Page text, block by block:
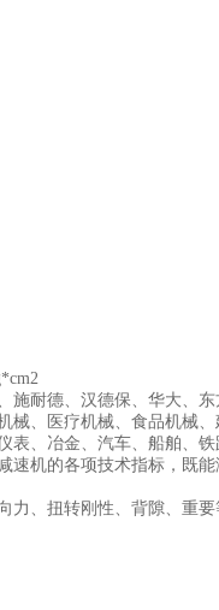
耐德、汉德保、华大、东
、医疗机械、食品机械、
、冶金、汽车、船舶、铁
机的各项技术指标，既能
力、扭转刚性、背隙、重